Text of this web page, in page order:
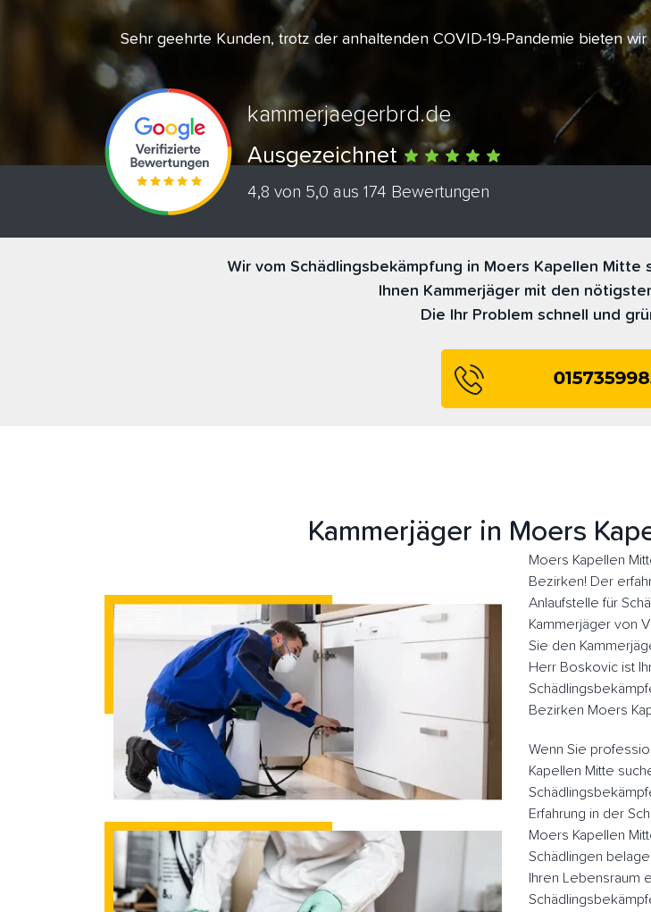
Sehr geehrte Kunden, trotz der anhaltenden COVID-19-Pandemie bieten
kammerjaegerbrd.de
Ausgezeichnet
4,8 von 5,0 aus 174 Bewertungen
Wir vom Schädlingsbekämpfung in Moers Kapellen Mitte
Ihnen Kammerjäger mit den
Die Ihr Problem schnell und
Kammerjäger in Moers
Moers Kapellen
Bezirken! Der
Anlaufstelle für
Kammerjäger von
Sie den
Herr Boskovic ist
Bezirken Moers
Wenn Sie
Kapellen Mitte
Erfahrung in der
Moers Kapellen
Schädlingen
Ihren Lebensraum